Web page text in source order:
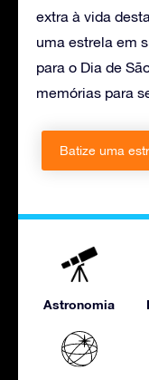
extra à vida
uma estrela em
para o Dia de
memórias para
Batize uma
Astronomia